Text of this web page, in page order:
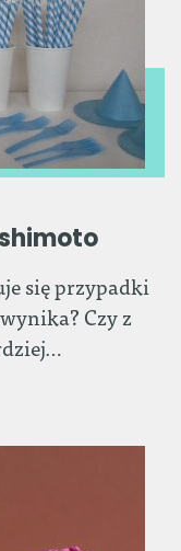
się przypadki
Czy z